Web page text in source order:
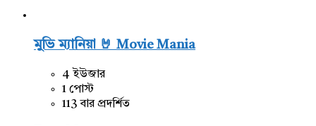
মুভি ম্যানিয়া 🤘 Movie Mania
4 ইউজার
1 পোস্ট
113 বার প্রদর্শিত